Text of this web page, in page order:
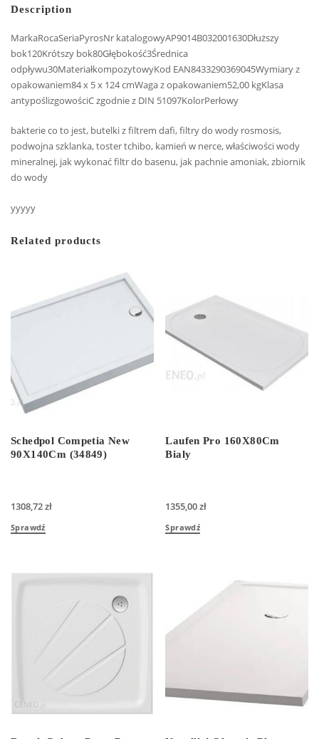
Description
MarkaRocaSeriaPyrosNr katalogowyAP9014B032001630Dłuższy
bok120Krótszy bok80Głębokość3Średnica
odpływu30MateriałkompozytowyKod EAN8433290369045Wymiary z
opakowaniem84 x 5 x 124 cmWaga z opakowaniem52,00 kgKlasa
antypoślizgowościC zgodnie z DIN 51097KolorPerłowy
bakterie co to jest, butelki z filtrem dafi, filtry do wody rosmosis,
podwojna szklanka, toster tchibo, kamień w nerce, właściwości wody
mineralnej, jak wykonać filtr do basenu, jak pachnie amoniak, zbiornik
do wody
yyyyy
Related products
Schedpol Competia New
90X140Cm (34849)
1308,72zł
Sprawdź
Laufen Pro 160X80Cm
Bialy
1355,00zł
Sprawdź